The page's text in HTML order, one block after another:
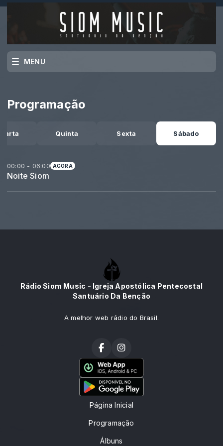
MENU
Programação
Quinta Sexta Sábado
00:00 - 06:00 AGORA
Noite Siom
Rádio Siom Music - Igreja Apostólica Pentecostal
Santuário Da Benção
A melhor web rádio do Brasil.
Página Inicial
Programação
Álbuns